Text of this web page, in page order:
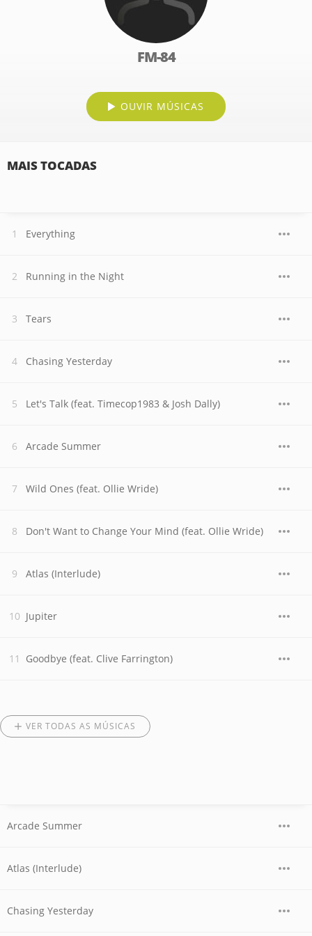
FM-84
OUVIR MÚSICAS
MAIS TOCADAS
Everything
Running in the Night
Tears
Chasing Yesterday
Let's Talk (feat. Timecop1983 & Josh Dally)
Arcade Summer
Wild Ones (feat. Ollie Wride)
Don't Want to Change Your Mind (feat. Ollie Wride)
Atlas (Interlude)
Jupiter
Goodbye (feat. Clive Farrington)
VER TODAS AS MÚSICAS
Arcade Summer
Atlas (Interlude)
Chasing Yesterday